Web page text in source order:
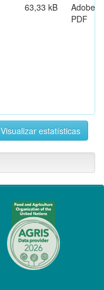
63,33 kB
Adobe
PDF
Visualizar estatísticas